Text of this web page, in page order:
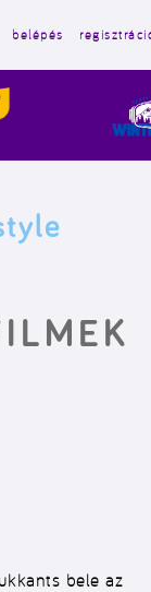
belépés
bele az